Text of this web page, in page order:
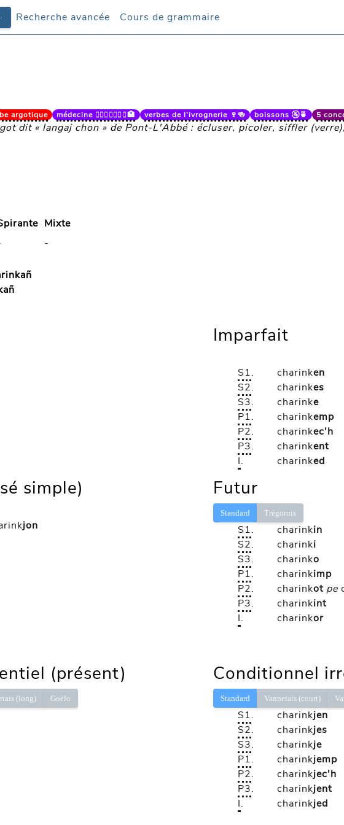
Recherche avancée Cours de grammaire
Recherche avancée Cours de grammaire
argotique médecine 👨🏼‍⚕️👩🏻‍⚕️⚕️🏥 verbes de l'ivrognerie 🍷🍻 boissons 🚰🍵 5
dit « langaj chon » de Pont-L'Abbé : écluser, picoler, siffler
Mixte
-
Imparfait
S1. charinken
S2. charinkes
S3. charinke
P1. charinkemp
P2. charinkec'h
P3. charinkent
I. charinked
simple)
jon
Futur
Standard Trégorois
S1. charinkin
S2. charinki
S3. charinko
P1. charinkimp
P2. charinkot pe
P3. charinkint
I. charinkor
(présent)
(long) Goëlo
Conditionnel
Standard Vannetais (court)
S1. charinkjen
S2. charinkjes
S3. charinkje
P1. charinkjemp
P2. charinkjec'h
P3. charinkjent
I. charinkjed